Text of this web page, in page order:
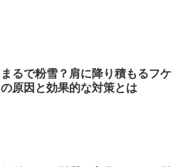
まるで粉雪？肩に降り積もるフケ
の原因と効果的な対策とは